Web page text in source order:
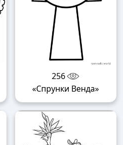
256
«Спрунки Венда»